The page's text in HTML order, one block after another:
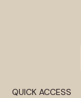
QUICK ACCESS